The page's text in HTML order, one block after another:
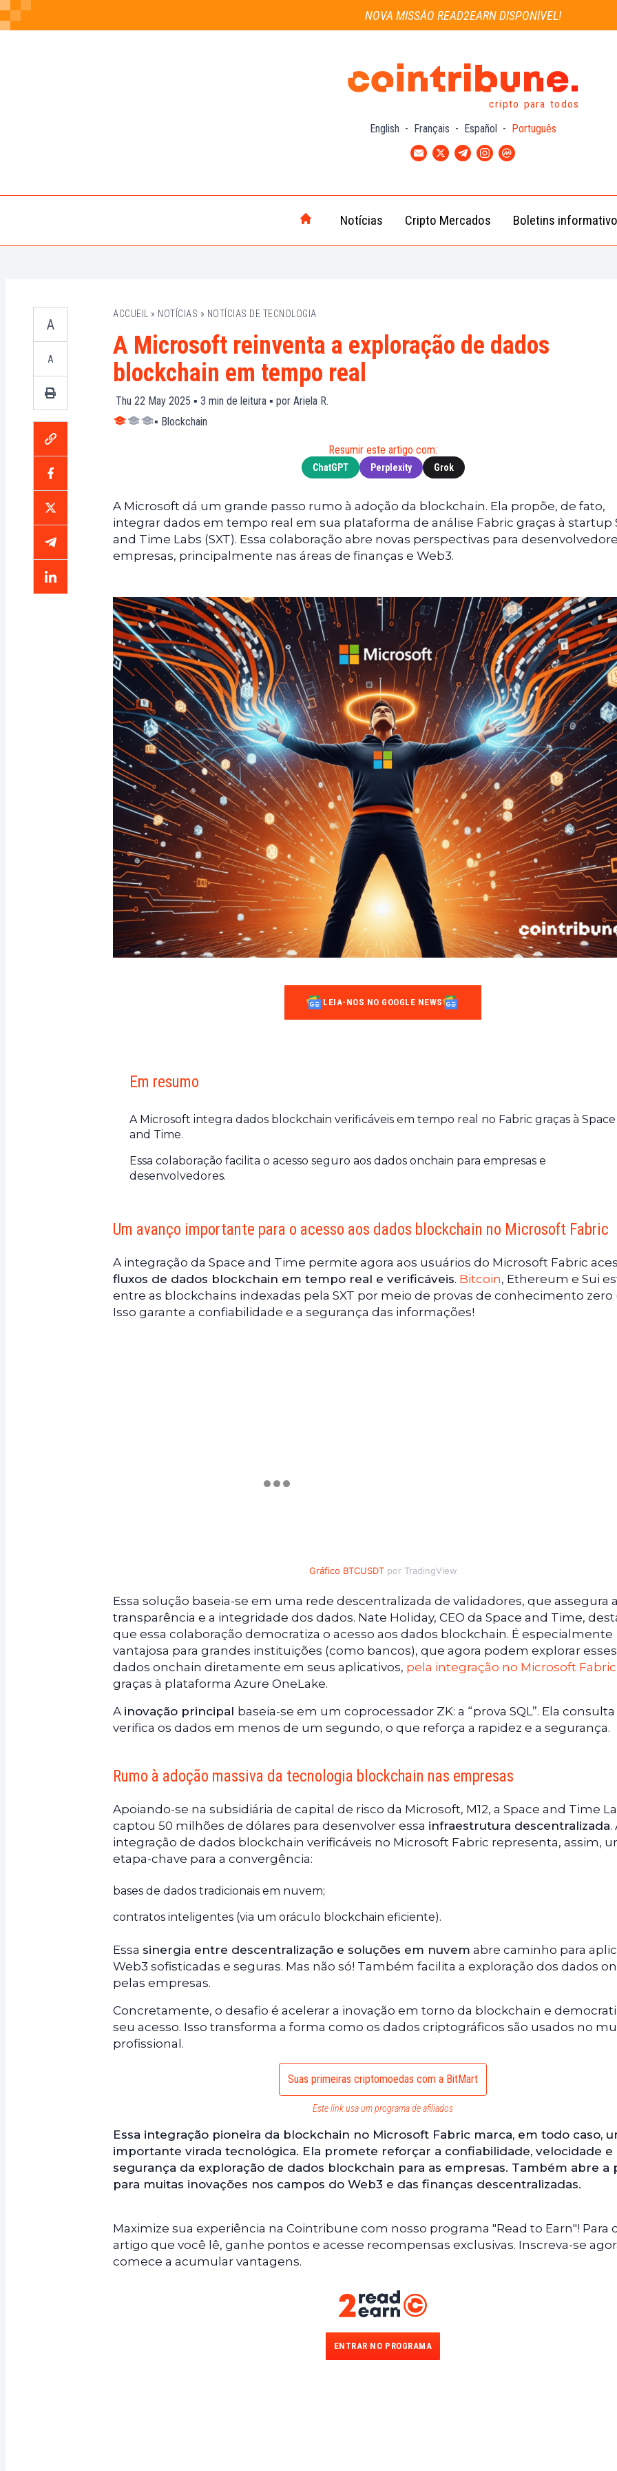
NOVA MISSÃO READ2EARN DISPONÍVEL!
cripto para todos
English - Français - Español - Português
Notícias
Notícias
Cripto
Notícias
Web3
Cripto Mercados
(BTC)
XRP
(XRP)
Boletins
A
A
ACCUEIL » NOTÍCIAS » NOTÍCIAS DE TECNOLOGIA
A Microsoft reinventa a exploração de dados
blockchain em tempo real
Thu 22 May 2025 ▪ 3 min de leitura ▪ por Ariela R.
▪ Blockchain
Resumir este artigo com:
ChatGPT Perplexity Grok
A Microsoft dá um grande passo rumo à adoção da blockchain. Ela propõe, de fato,
integrar dados em tempo real em sua plataforma de análise Fabric graças à startup
and Time Labs (SXT). Essa colaboração abre novas perspectivas para
empresas, principalmente nas áreas de finanças e Web3.
LEIA-NOS NO GOOGLE NEWS
Em resumo
A Microsoft integra dados blockchain verificáveis em tempo real no Fabric graças à Space
and Time.
Essa colaboração facilita o acesso seguro aos dados onchain para empresas e
desenvolvedores.
Um avanço importante para o acesso aos dados blockchain no Microsoft Fabric
A integração da Space and Time permite agora aos usuários do Microsoft Fabric
fluxos de dados blockchain em tempo real e verificáveis. Bitcoin, Ethereum e Sui
entre as blockchains indexadas pela SXT por meio de provas de conhecimento zero
Isso garante a confiabilidade e a segurança das informações!
Gráfico BTCUSDTpor TradingView
Essa solução baseia-se em uma rede descentralizada de validadores, que assegura a
transparência e a integridade dos dados. Nate Holiday, CEO da Space and Time,
que essa colaboração democratiza o acesso aos dados blockchain. É especialmente
vantajosa para grandes instituições (como bancos), que agora podem explorar esses
dados onchain diretamente em seus aplicativos, pela integração no Microsoft Fabric
graças à plataforma Azure OneLake.
A inovação principal baseia-se em um coprocessador ZK: a “prova SQL”. Ela consulta
verifica os dados em menos de um segundo, o que reforça a rapidez e a segurança.
Rumo à adoção massiva da tecnologia blockchain nas empresas
Apoiando-se na subsidiária de capital de risco da Microsoft, M12, a Space and Time
captou 50 milhões de dólares para desenvolver essa infraestrutura descentralizada.
integração de dados blockchain verificáveis no Microsoft Fabric representa, assim,
etapa-chave para a convergência:
bases de dados tradicionais em nuvem;
contratos inteligentes (via um oráculo blockchain eficiente).
Essa sinergia entre descentralização e soluções em nuvem abre caminho para
Web3 sofisticadas e seguras. Mas não só! Também facilita a exploração dos dados
pelas empresas.
Concretamente, o desafio é acelerar a inovação em torno da blockchain e
seu acesso. Isso transforma a forma como os dados criptográficos são usados no
profissional.
Suas primeiras criptomoedas com a BitMart
Este link usa um programa de afiliados
Essa integração pioneira da blockchain no Microsoft Fabric marca, em todo caso,
importante virada tecnológica. Ela promete reforçar a confiabilidade, velocidade e
segurança da exploração de dados blockchain para as empresas. Também abre a
para muitas inovações nos campos do Web3 e das finanças descentralizadas.
Maximize sua experiência na Cointribune com nosso programa "Read to Earn"! Para
artigo que você lê, ganhe pontos e acesse recompensas exclusivas. Inscreva-se
comece a acumular vantagens.
ENTRAR NO PROGRAMA